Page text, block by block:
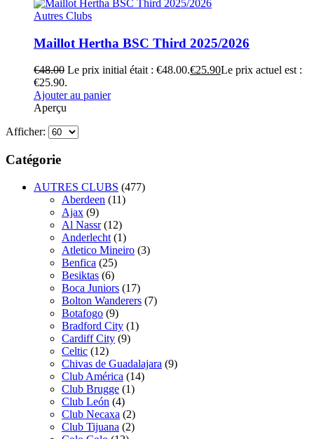
Autres Clubs
Maillot Hertha BSC Third 2025/2026
€48.00 Le prix initial était : €48.00.€25.90Le prix actuel est :
€25.90.
Ajouter au panier
Aperçu
Afficher:
Catégorie
AUTRES CLUBS (477)
Aberdeen (11)
Ajax (9)
Al Nassr (12)
Anderlecht (1)
Atletico Mineiro (3)
Benfica (25)
Besiktas (6)
Boca Juniors (17)
Bolton Wanderers (7)
Botafogo (9)
Bradford City (1)
Cardiff City (9)
Celtic (12)
Chivas de Guadalajara (9)
Club América (14)
Club Brugge (1)
Club León (4)
Club Necaxa (2)
Club Tijuana (2)